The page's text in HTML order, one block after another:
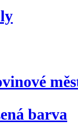
barva